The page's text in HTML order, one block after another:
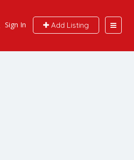
Sign In Add Listing